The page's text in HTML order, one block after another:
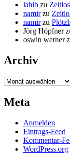
lahib zu
namirzu
namirzu
Jörg Höpfner
oswin werner
Archiv
Archiv
Meta
Anmelden
Eintrags-Feed
Kommentar-
WordPress.org